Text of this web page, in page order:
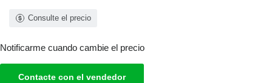
Consulte el precio
Notificarme cuando cambie el precio
Contacte con el vendedor